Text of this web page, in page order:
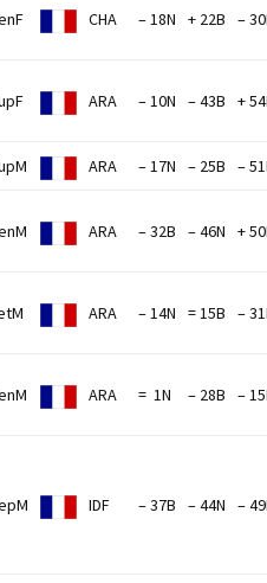
CHA – 18N + 22B –
ARA – 10N – 43B +
ARA – 17N – 25B –
ARA – 32B – 46N +
ARA – 14N = 15B –
ARA = 1N – 28B –
IDF – 37B – 44N –